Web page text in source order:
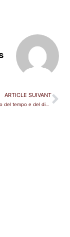
ARTICLE SUIVANT
HAENDEL, Il trionfo del tempo e del disinganno — Lille